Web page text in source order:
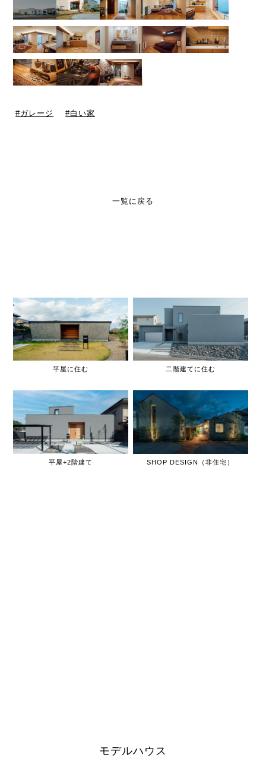
ガレージ 白い家
一覧に戻る
平屋に住む 二階建てに住む
平屋+2階建て SHOP DESIGN（非住宅）
モデルハウス